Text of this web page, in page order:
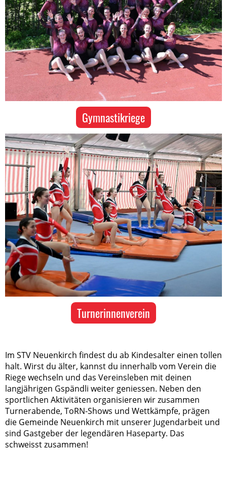
Gymnastikriege
Turnerinnenverein
Im STV Neuenkirch findest du ab Kindesalter einen tollen
halt. Wirst du älter, kannst du innerhalb vom Verein die
Riege wechseln und das Vereinsleben mit deinen
langjährigen Gspändli weiter geniessen. Neben den
sportlichen Aktivitäten organisieren wir zusammen
Turnerabende, ToRN-Shows und Wettkämpfe, prägen
die Gemeinde Neuenkirch mit unserer Jugendarbeit und
sind Gastgeber der legendären Haseparty. Das
schweisst zusammen!